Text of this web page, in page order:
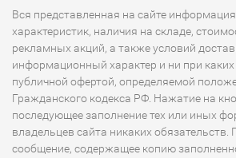
Вся представленная на сайте
характеристик, наличия на складе,
рекламных акций, а также условий
информационный характер и ни при каких
публичной офертой, определяемой
Гражданского кодекса РФ. Нажатие на
последующее заполнение тех или иных
владельцев сайта никаких обязательств.
сообщение, содержащее копию